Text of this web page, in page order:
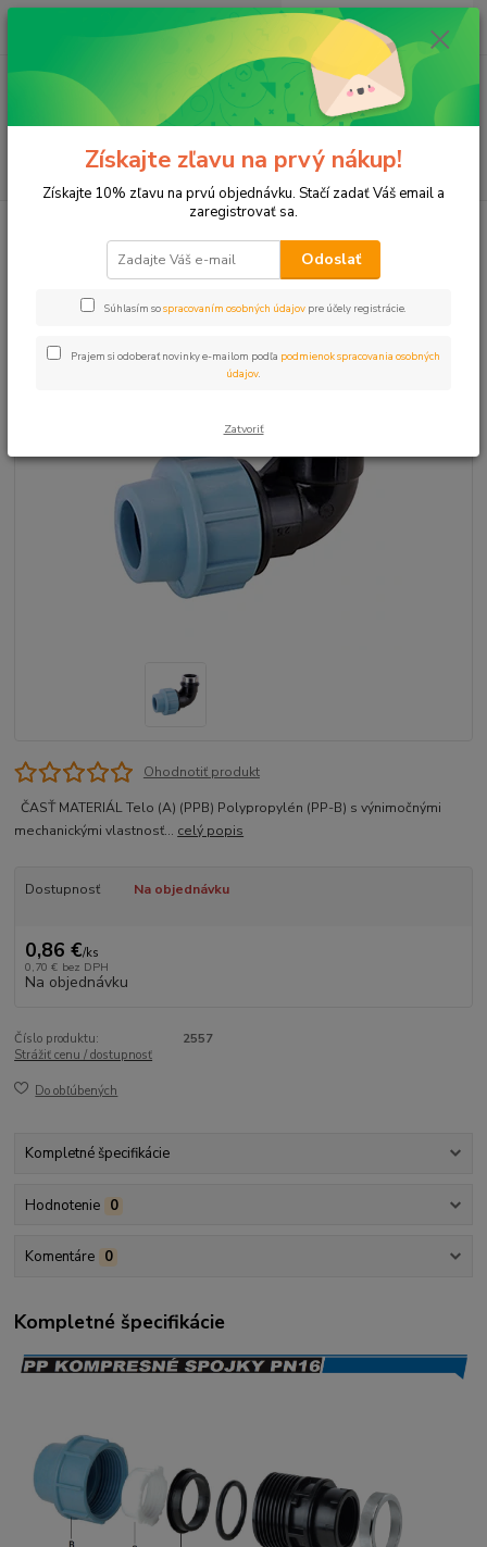
Menu
(Po-Pia, 8-17 hod.)
ks
za0 €
L-kus 25x3/4" VNZ PROFI
L-kus 25x3/4" VNZ PROFI
Ohodnotiť produkt
ČASŤ MATERIÁL Telo (A) (PPB) Polypropylén (PP-B) s výnimočnými
mechanickými vlastnosť... celý popis
Dostupnosť Na objednávku
0,86 €/ks
0,70 € bez DPH
Na objednávku
Číslo produktu:
2557
Strážiť cenu / dostupnosť
Do obľúbených
Kompletné špecifikácie
Hodnotenie 0
Komentáre 0
Kompletné špecifikácie
Získajte zľavu na prvý nákup!
Získajte 10% zľavu na prvú objednávku. Stačí zadať Váš email a
zaregistrovať sa.
Odoslať
Súhlasím sospracovaním osobných údajov pre účely registrácie.
Prajem si odoberať novinky e-mailom podľa podmienok spracovania osobných
údajov
Zatvoriť